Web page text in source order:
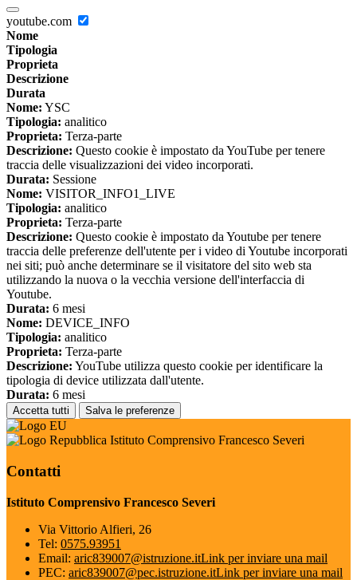
youtube.com
Nome
Tipologia
Proprieta
Descrizione
Durata
Nome: YSC
Tipologia: analitico
Proprieta: Terza-parte
Descrizione: Questo cookie è impostato da YouTube per tenere
traccia delle visualizzazioni dei video incorporati.
Durata: Sessione
Nome: VISITOR_INFO1_LIVE
Tipologia: analitico
Proprieta: Terza-parte
Descrizione: Questo cookie è impostato da Youtube per tenere
traccia delle preferenze dell'utente per i video di Youtube incorporati
nei siti; può anche determinare se il visitatore del sito web sta
utilizzando la nuova o la vecchia versione dell'interfaccia di
Youtube.
Durata: 6 mesi
Nome: DEVICE_INFO
Tipologia: analitico
Proprieta: Terza-parte
Descrizione: YouTube utilizza questo cookie per identificare la
tipologia di device utilizzata dall'utente.
Durata: 6 mesi
Accetta tutti Salva le preferenze
Istituto Comprensivo Francesco Severi
Contatti
Istituto Comprensivo Francesco Severi
Via Vittorio Alfieri, 26
Tel: 0575.93951
Email: aric839007@istruzione.itLink per inviare una mail
PEC: aric839007@pec.istruzione.itLink per inviare una mail